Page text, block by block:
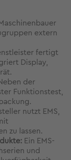
extern
fertigt
Display,
der
Funktionstest,
nutzt EMS,
zu lassen.
Ein EMS-
und